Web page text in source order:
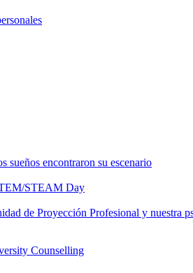
sueños encontraron su escenario
STEAM Day
de Proyección Profesional y nuestra
Counselling